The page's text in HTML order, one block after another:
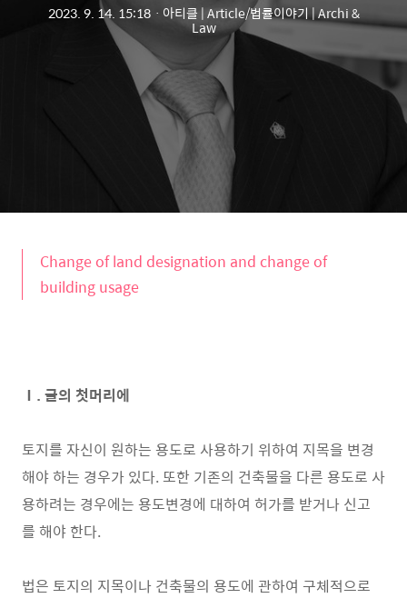
2023. 9. 14. 15:18ㆍ 아티클 | Article/법률이야기 | Archi &
Law
Change of land designation and change of
building usage
Ⅰ. 글의 첫머리에
토지를 자신이 원하는 용도로 사용하기 위하여 지목을 변경
해야 하는 경우가 있다. 또한 기존의 건축물을 다른 용도로 사
용하려는 경우에는 용도변경에 대하여 허가를 받거나 신고
를 해야 한다.
법은 토지의 지목이나 건축물의 용도에 관하여 구체적으로